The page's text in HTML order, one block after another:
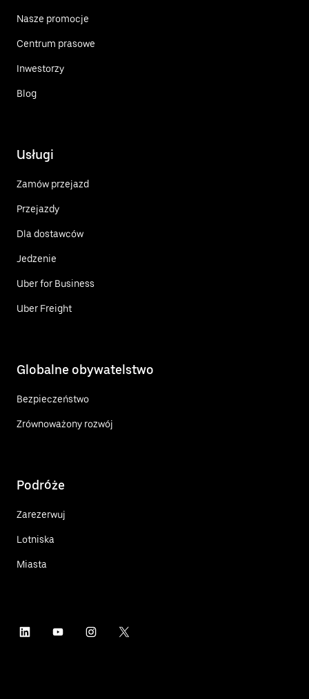
Nasze promocje
Centrum prasowe
Inwestorzy
Blog
Usługi
Zamów przejazd
Przejazdy
Dla dostawców
Jedzenie
Uber for Business
Uber Freight
Globalne obywatelstwo
Bezpieczeństwo
Zrównoważony rozwój
Podróże
Zarezerwuj
Lotniska
Miasta